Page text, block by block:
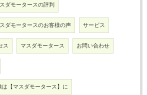
ダモータースの評判
ダモータースのお客様の声 サービス
ス マスダモータース お問い合わせ
【マスダモータース】に